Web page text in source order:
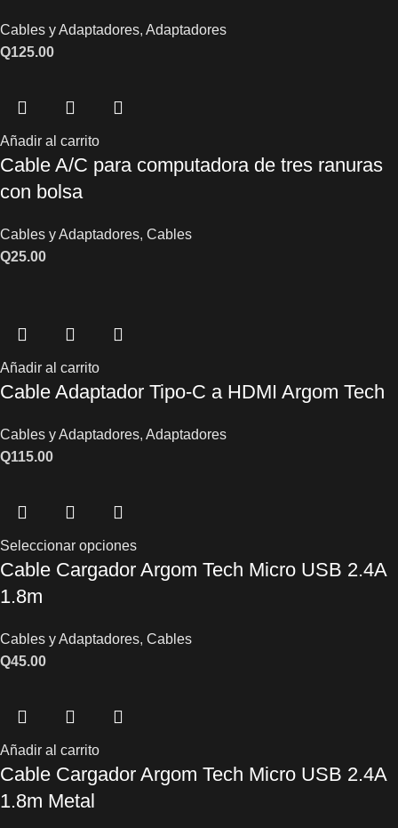
Cables y Adaptadores, Adaptadores
Q125.00
Añadir al carrito
Cable A/C para computadora de tres ranuras
con bolsa
Cables y Adaptadores, Cables
Q25.00
Añadir al carrito
Cable Adaptador Tipo-C a HDMI Argom Tech
Cables y Adaptadores, Adaptadores
Q115.00
Seleccionar opciones
Cable Cargador Argom Tech Micro USB 2.4A
1.8m
Cables y Adaptadores, Cables
Q45.00
Añadir al carrito
Cable Cargador Argom Tech Micro USB 2.4A
1.8m Metal